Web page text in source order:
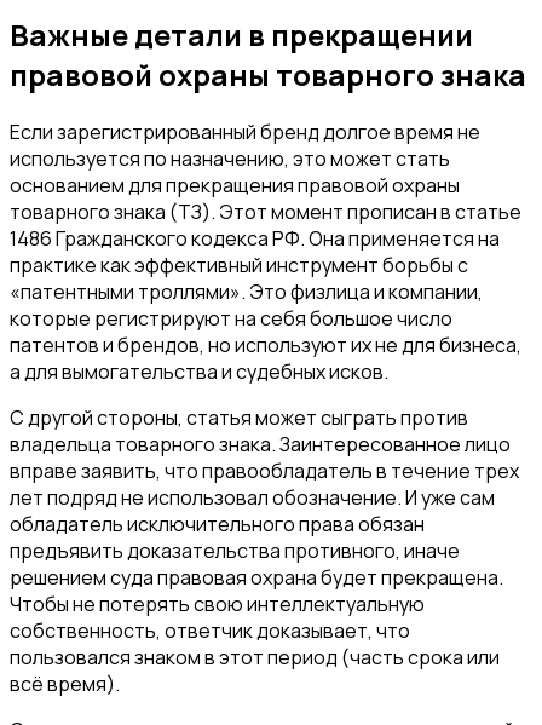
Важные детали в прекращении
правовой охраны товарного знака
Если зарегистрированный бренд долгое время не
используется по назначению, это может стать
основанием для прекращения правовой охраны
товарного знака (ТЗ). Этот момент прописан в статье
1486 Гражданского кодекса РФ. Она применяется на
практике как эффективный инструмент борьбы с
«патентными троллями». Это физлица и компании,
которые регистрируют на себя большое число
патентов и брендов, но используют их не для бизнеса,
а для вымогательства и судебных исков.
С другой стороны, статья может сыграть против
владельца товарного знака. Заинтересованное лицо
вправе заявить, что правообладатель в течение трех
лет подряд не использовал обозначение. И уже сам
обладатель исключительного права обязан
предъявить доказательства противного, иначе
решением суда правовая охрана будет прекращена.
Чтобы не потерять свою интеллектуальную
собственность, ответчик доказывает, что
пользовался знаком в этот период (часть срока или
всё время).